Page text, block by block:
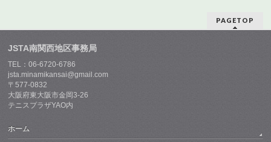
PAGETOP
JSTA南関西地区事務局
TEL：06-6720-6786
jsta.minamikansai@gmail.com
〒577-0832
大阪府東大阪市金岡3-26
テニスプラザYAO内
ホーム